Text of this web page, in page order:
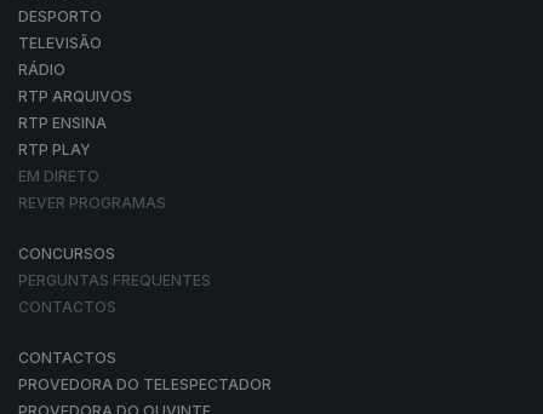
DESPORTO
TELEVISÃO
RÁDIO
RTP ARQUIVOS
RTP ENSINA
RTP PLAY
EM DIRETO
REVER PROGRAMAS
CONCURSOS
PERGUNTAS FREQUENTES
CONTACTOS
CONTACTOS
PROVEDORA DO TELESPECTADOR